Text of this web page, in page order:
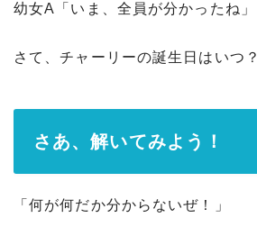
幼女A「いま、全員が分かったね」
さて、チャーリーの誕生日はいつ？
さあ、解いてみよう！
「何が何だか分からないぜ！」